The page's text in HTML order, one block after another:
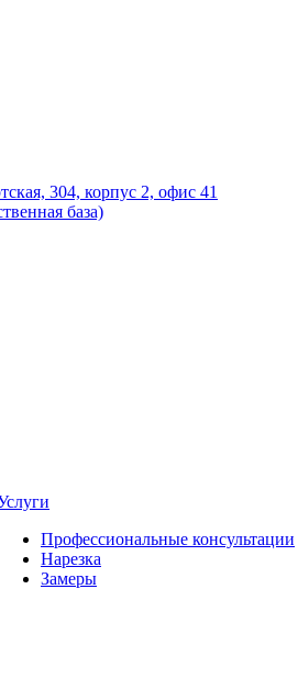
304, корпус 2, офис 41
база)
Профессиональные консультации
Нарезка
Замеры